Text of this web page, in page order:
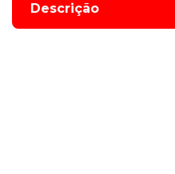
Descrição